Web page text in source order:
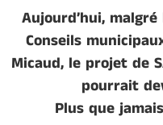
Aujourd’hui,
Conseils
Micaud, le projet de
pourrait
Plus que